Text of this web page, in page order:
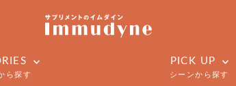
ら探す
PICK UP
シーンから探す